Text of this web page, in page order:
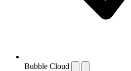
Bubble Cloud